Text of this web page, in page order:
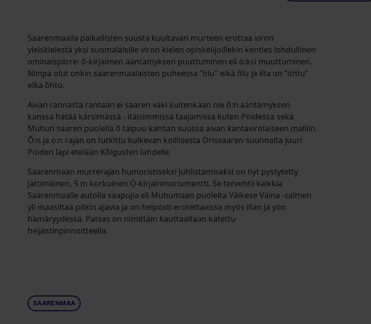
Saarenmaalla paikallisten suusta kuultavan murteen erottaa viron
yleiskielestä yksi suomalaisille viron kielen opiskelijoillekin kenties lohdullinen
ominaispiirre: õ-kirjaimen ääntämyksen puuttuminen eli ö:ksi muuttuminen.
Niinpä olut onkin saarenmaalaisten puheessa "ölu" eikä õlu ja ilta on "öhtu"
eikä õhtu.
Aivan rannasta rantaan ei saaren väki kuitenkaan ole õ:n ääntämyksen
kanssa hätää kärsimässä - itäisimmissä taajamissa kuten Pöidessa sekä
Muhun saaren puolella õ taipuu kansan suussa aivan kantavirolaiseen malliin.
Õ:n ja ö:n rajan on tutkittu kulkevan koillisesta Orissaaren suunnalta juuri
Pöiden läpi etelään Kõigusten lahdelle.
Saarenmaan murrerajan humoristiseksi juhlistamiseksi on nyt pystytetty
jättimäinen, 5 m korkuinen Ö-kirjainmonumentti. Se tervehtii kaikkia
Saarenmaalle autolla saapujia eli Muhumaan puolelta Väikese Väina -salmen
yli maasiltaa pitkin ajavia ja on helposti erotettavissa myös illan ja yön
hämäryydessä. Patsas on nimittäin kauttaaltaan katettu
heijastinpinnoitteella.
SAARENMAA